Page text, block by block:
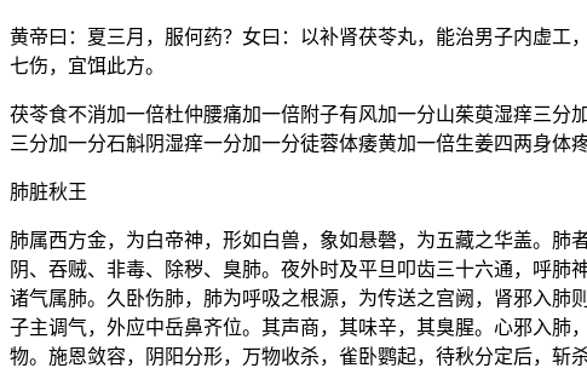
黄帝曰：夏三月，服何药？女曰：以补肾茯苓丸，能治男子内虚
七伤，宜饵此方。
茯苓食不消加一倍杜仲腰痛加一倍附子有风加一分山茱萸湿痒三
三分加一分石斛阴湿痒一分加一分徒蓉体痿黄加一倍生姜四两身体
肺脏秋王
肺属西方金，为白帝神，形如白兽，象如悬磬，为五藏之华盖。
阴、吞贼、非毒、除秽、臭肺。夜外时及平旦叩齿三十六通，呼
诸气属肺。久卧伤肺，肺为呼吸之根源，为传送之宫阙，肾邪入
子主调气，外应中岳鼻齐位。其声商，其味辛，其臭腥。心邪入
物。施恩敛容，阴阳分形，万物收杀，雀卧鹦起，待秋分定后，斩